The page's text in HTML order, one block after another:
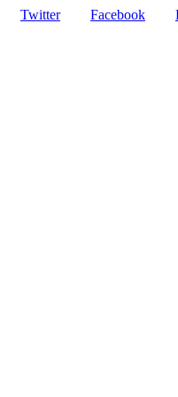
Twitter Facebook